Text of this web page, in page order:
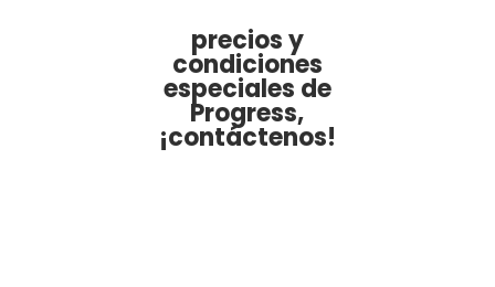
precios y
condiciones
especiales de
Progress,
¡contáctenos!